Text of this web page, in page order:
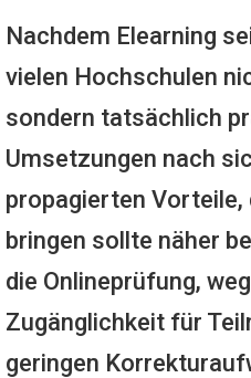
Nachdem Elearning
vielen Hochschulen
sondern tatsächlich
Umsetzungen nach
propagierten
bringen sollte näher
die Onlineprüfung,
Zugänglichkeit für
geringen